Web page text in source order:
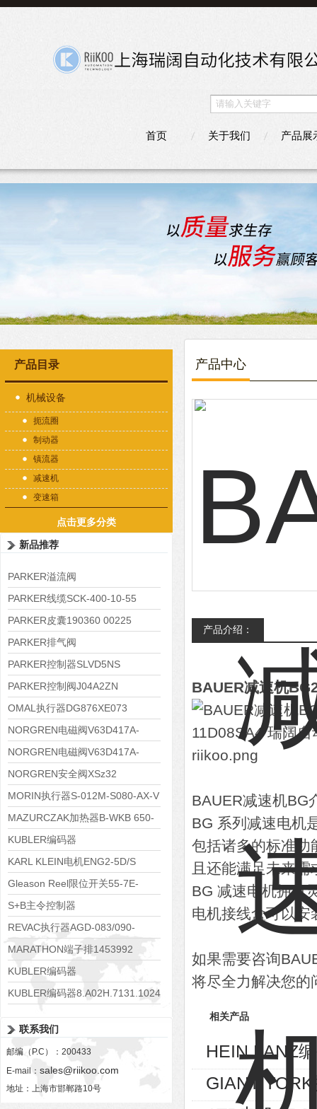
首页 关于我们 产品展
产品目录
机械设备
扼流圈
制动器
镇流器
减速机
变速箱
点击更多分类
新品推荐
PARKER溢流阀
RE06M35W2N1KWXG087
PARKER线缆SCK-400-10-55
PARKER皮囊190360 00225
PARKER排气阀
VV01311G0QF1026-54507-H
PARKER控制器SLVD5NS
PARKER控制阀J04A2ZN
OMAL执行器DG876XE073
NORGREN电磁阀V63D417A-
A2000
NORGREN电磁阀V63D417A-
A213J
NORGREN安全阀XSz32
MORIN执行器S-012M-S080-AX-V
MAZURCZAK加热器B-WKB 650-
1000/4.5-380DS
KUBLER编码器
8.5020.4551.1024.9083
KARL KLEIN电机ENG2-5D/S
Gleason Reel限位开关55-7E-
4DP-WR-640
S+B主令控制器
VCS09611KKVRH240.240
REVAC执行器AGD-083/090-
05/07-A17-A
MARATHON端子排1453992
KUBLER编码器
8.KIS40.1332.1024.P03.0008
KUBLER编码器8.A02H.7131.1024
联系我们
邮编（P.C）：200433
E-mail： sales@riikoo.com
地址：上海市邯郸路10号
产品中心
产品介绍：
BAUER减速机
BAUER减速机BG
BG 系列减速电机
包括诸多的标准功
且还能满足未来
BG 减速电机拥有
电机接线盒可以安
如果需要咨询
将尽全力解决您的
相关产品
HEIN LANZ
GIANT